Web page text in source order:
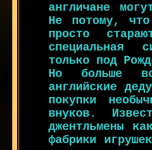
англичане
Не потому,
просто
специальная
только под
Но больше
английские
покупки
внуков.
джентльмены
фабрики